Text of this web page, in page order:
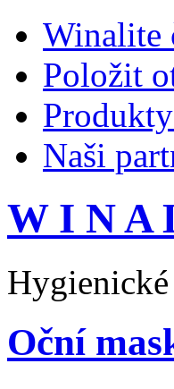
Winalite
Položit
Naši
W I N A
Oční